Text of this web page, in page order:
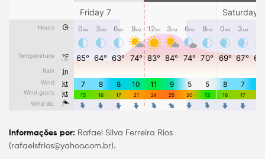
Informações por: Rafael Silva Ferreira Rios
(rafaelsfrios@yahoo.com.br).